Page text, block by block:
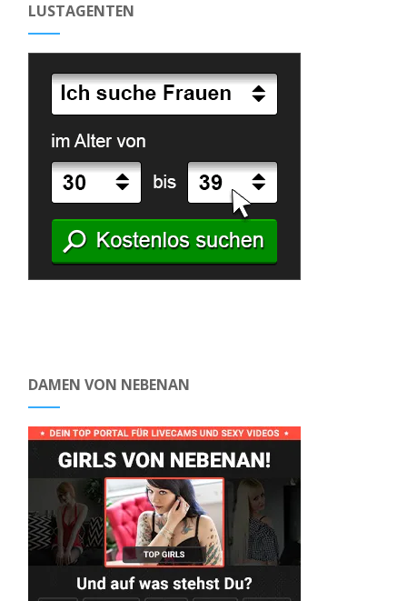
LUSTAGENTEN
DAMEN VON NEBENAN